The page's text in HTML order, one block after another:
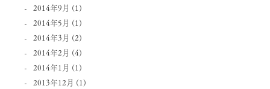
2014年9月 (1)
2014年5月 (1)
2014年3月 (2)
2014年2月 (4)
2014年1月 (1)
2013年12月 (1)